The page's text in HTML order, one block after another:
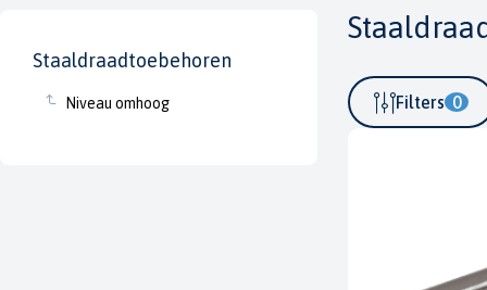
Staaldraadtoebehoren
Niveau omhoog Filters 0